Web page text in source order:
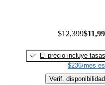
$12,399
El precio incluye tasas
$236/mes
Verif. disponibilidad